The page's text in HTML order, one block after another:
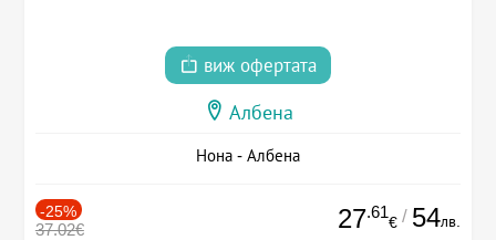
виж офертата
Албена
Нона - Албена
-25%
37.02€ 27.61
€ / 54лв.